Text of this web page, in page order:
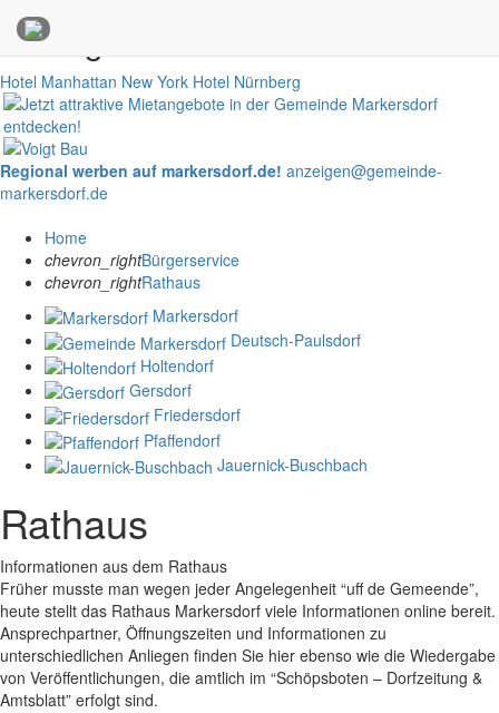
Anzeigen
Hotel Manhattan New York Hotel Nürnberg
Regional werben auf markersdorf.de! anzeigen@gemeinde-
markersdorf.de
Home
chevron_rightBürgerservice
chevron_rightRathaus
Markersdorf
Deutsch-Paulsdorf
Holtendorf
Gersdorf
Friedersdorf
Pfaffendorf
Jauernick-Buschbach
Rathaus
Informationen aus dem Rathaus
Früher musste man wegen jeder Angelegenheit “uff de Gemeende”,
heute stellt das Rathaus Markersdorf viele Informationen online bereit.
Ansprechpartner, Öffnungszeiten und Informationen zu
unterschiedlichen Anliegen finden Sie hier ebenso wie die Wiedergabe
von Veröffentlichungen, die amtlich im “Schöpsboten – Dorfzeitung &
Amtsblatt” erfolgt sind.